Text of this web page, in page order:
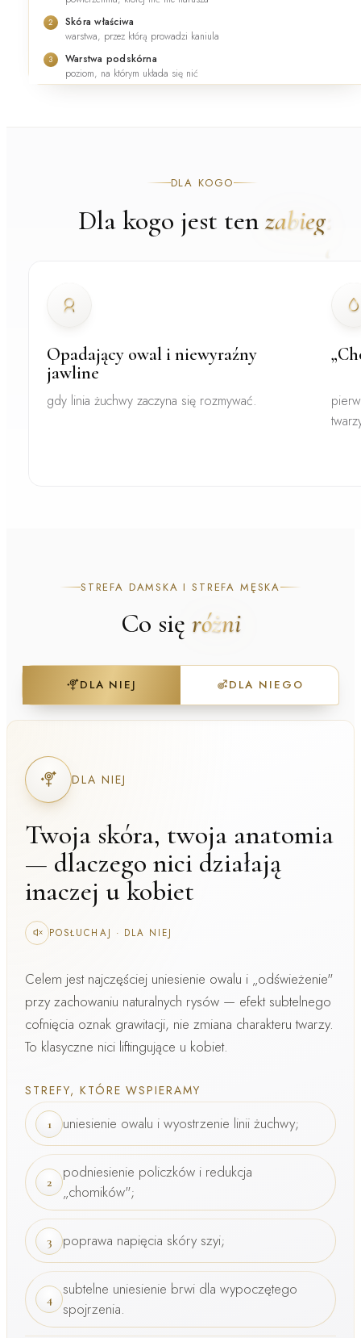
2
Skóra właściwa
warstwa, przez którą prowadzi kaniula
3
Warstwa podskórna
poziom, na którym układa się nić
DLA KOGO
Dla kogo jest ten zabieg
Opadający owal i niewyraźny
jawline
gdy linia żuchwy zaczyna się rozmywać.
STREFA DAMSKA I STREFA MĘSKA
Co się różni
DLA NIEJ DLA NIEGO
DLA NIEJ
Twoja skóra, twoja anatomia
— dlaczego nici działają
inaczej u kobiet
POSŁUCHAJ · DLA NIEJ
Celem jest najczęściej uniesienie owalu i „odświeżenie"
przy zachowaniu naturalnych rysów — efekt subtelnego
cofnięcia oznak grawitacji, nie zmiana charakteru twarzy.
To klasyczne nici liftingujące u kobiet.
STREFY, KTÓRE WSPIERAMY
1 uniesienie owalu i wyostrzenie linii żuchwy;
2
podniesienie policzków i redukcja
„chomików";
3 poprawa napięcia skóry szyi;
4
subtelne uniesienie brwi dla wypoczętego
spojrzenia.